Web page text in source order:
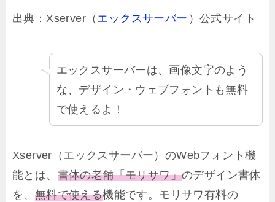
出典：Xserver（ エックスサーバー ）公式サイト
エックスサーバーは、画像文字のよう
な、デザイン・ウェブフォントも無料
で使えるよ！
Xserver（エックスサーバー）のWebフォント機
能とは、 書体の老舗「モリサワ」のデザイン書体
を、 無料で使える機能です。モリサワ有料の